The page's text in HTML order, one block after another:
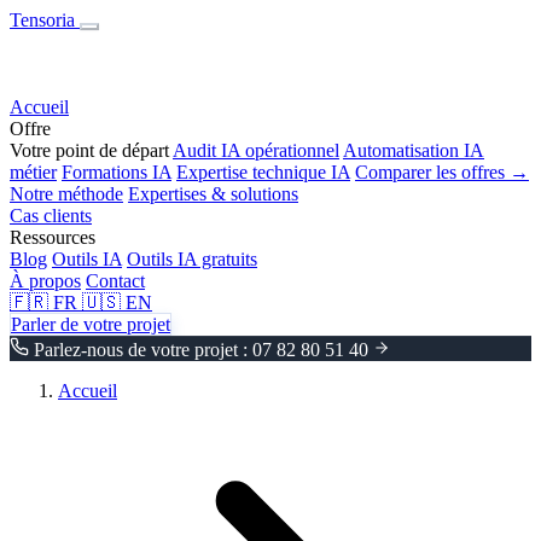
Tensoria
Accueil
Offre
Votre point de départ Audit IA opérationnel Automatisation IA
métier Formations IA Expertise technique IA Comparer les offres →
Notre méthode Expertises & solutions
Cas clients
Ressources
Blog Outils IA Outils IA gratuits
À propos Contact
🇫🇷 FR 🇺🇸 EN
Parler de votre projet
Parlez-nous de votre projet : 07 82 80 51 40
Accueil